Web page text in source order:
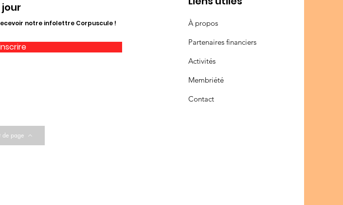
jour
notre infolettre Corpuscule !
de page
À propos
Partenaires financiers
Activités
Membriété
Contact